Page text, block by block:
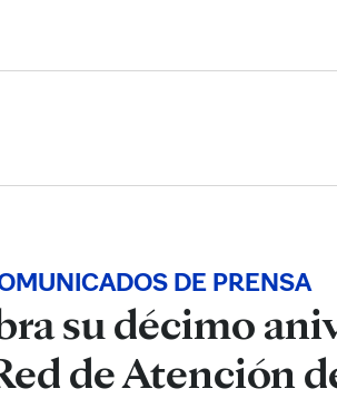
DE PRENSA
su décimo
de Atención